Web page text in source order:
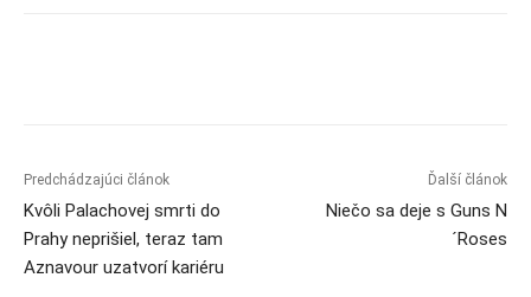
Predchádzajúci článok
Kvôli Palachovej smrti do
Prahy neprišiel, teraz tam
Aznavour uzatvorí kariéru
Ďalší článok
Niečo sa deje s Guns N
´Roses